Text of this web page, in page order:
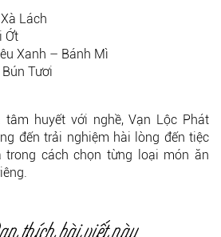
Lách
Ớt
Xanh – Bánh Mì
Tươi
tâm huyết với nghề, Vạn Lộc Phát
đến trải nghiệm hài lòng đến tiệc
cách chọn từng loại món ăn